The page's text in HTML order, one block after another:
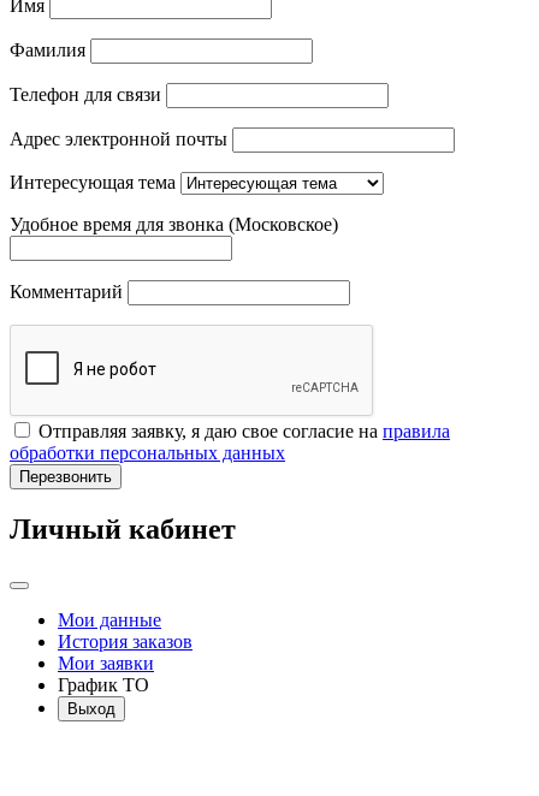
Имя
Фамилия
Телефон для связи
Адрес электронной почты
Интересующая тема
Удобное время для звонка (Московское)
Комментарий
Отправляя заявку, я даю свое согласие на правила
обработки персональных данных
Перезвонить
Личный кабинет
Мои данные
История заказов
Мои заявки
График ТО
Выход